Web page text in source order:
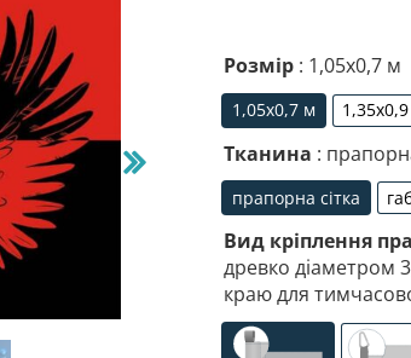
Розмір : 1,05х0,7 м
1,05х0,7 м
1,05х0,7 м
Тканина :
прапорна сітка
прапорна
Вид кріплення
древко діаметром
краю для